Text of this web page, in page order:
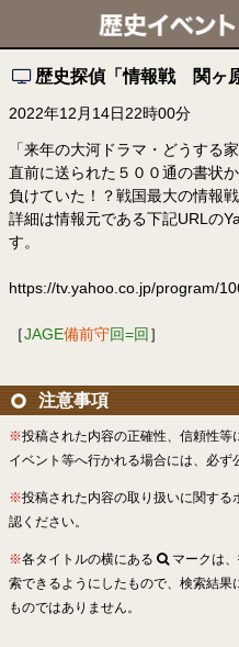
歴史探偵「情報戦 関ヶ
2022年12月14日22時00分
「来年の大河ドラマ・どうする
直前に送られた５００通の書状
負けていた！？戦国最大の情報戦
詳細は情報元である下記URLの
す。
https://tv.yahoo.co.jp/program/
［JAGE備前守回=回 ］
注意事項
※投稿された内容の正確性、信頼性
イベント等へ行かれる場合には、必ず
※投稿された内容の取り扱いに関する
認ください。
※各タイトルの横にある
マークは
索できるようにしたもので、検索結
ものではありません。